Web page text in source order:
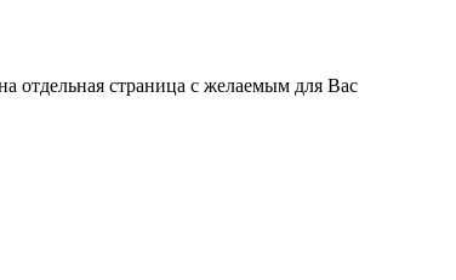
отдельная страница с желаемым для Вас